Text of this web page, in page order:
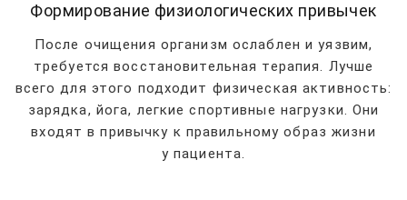
Формирование физиологических привычек
После очищения организм ослаблен и уязвим,
требуется восстановительная терапия. Лучше
всего для этого подходит физическая активность:
зарядка, йога, легкие спортивные нагрузки. Они
входят в привычку к правильному образ жизни
у пациента.